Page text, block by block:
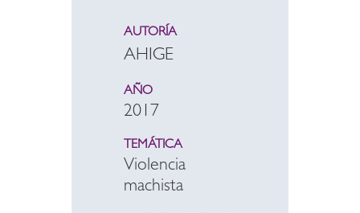
AUTORÍA
AHIGE
AÑO
2017
TEMÁTICA
Violencia
machista